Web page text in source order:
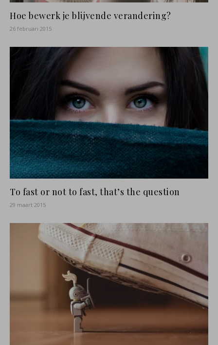
Hoe bewerk je blijvende verandering?
26 februari 2015
To fast or not to fast, that’s the question
29 maart 2015